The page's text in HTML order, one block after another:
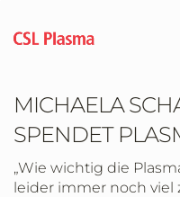
springen
MICHAELA
SPENDET
„Wie wichtig die
leider immer noch viel